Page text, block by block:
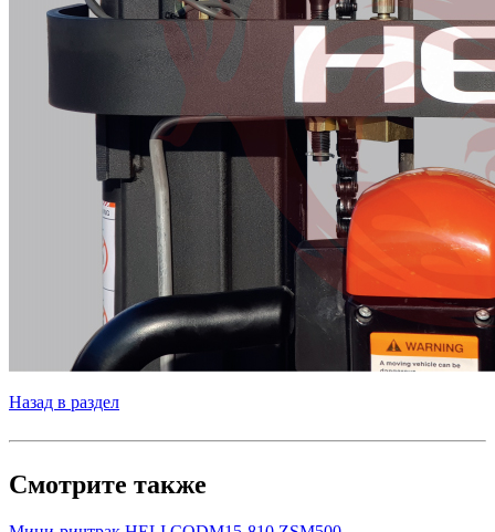
Назад в раздел
Смотрите также